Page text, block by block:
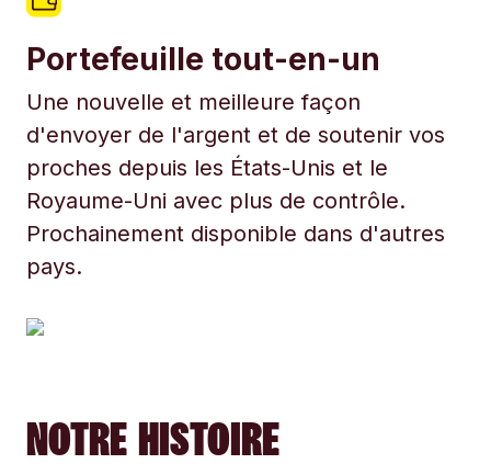
Portefeuille tout-en-un
Une nouvelle et meilleure façon
d'envoyer de l'argent et de soutenir vos
proches depuis les États-Unis et le
Royaume-Uni avec plus de contrôle.
Prochainement disponible dans d'autres
pays.
NOTRE HISTOIRE